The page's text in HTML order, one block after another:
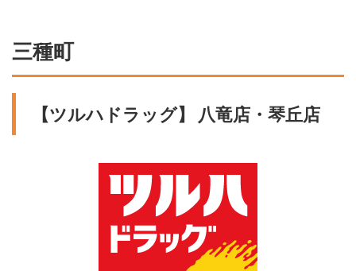
三種町
【ツルハドラッグ】 八竜店・琴丘店